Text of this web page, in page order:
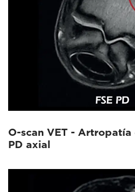
O-scan VET -
PD axial